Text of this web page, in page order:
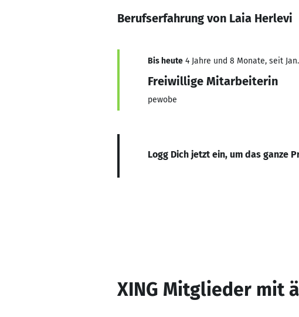
Berufserfahrung von Laia Herlevi
Bis heute 4 Jahre und 8 Monate, seit
Freiwillige Mitarbeiterin
pewobe
Logg Dich jetzt ein, um das ganze
XING Mitglieder mit